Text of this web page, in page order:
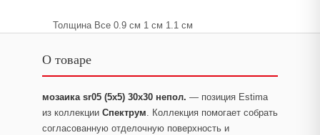
Толщина Все 0.9 см 1 см 1.1 см
О товаре
мозаика sr05 (5х5) 30x30 непол. — позиция Estima
из коллекции Спектрум. Коллекция помогает собрать
согласованную отделочную поверхность и